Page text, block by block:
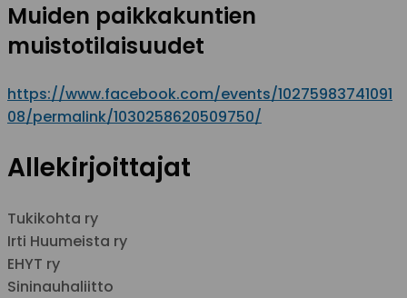
Muiden paikkakuntien
muistotilaisuudet
https://www.facebook.com/events/10275983741091
08/permalink/1030258620509750/
Allekirjoittajat
Tukikohta ry
Irti Huumeista ry
EHYT ry
Sininauhaliitto